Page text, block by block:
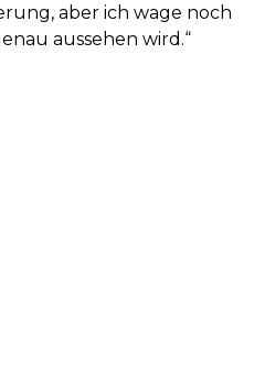
aber ich wage noch
aussehen wird.“